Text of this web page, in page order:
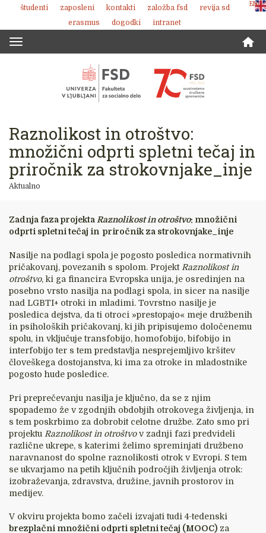
Skoči
vsebino
ENG
študenti zaposleni kontakti založba fsd
revija sd
erasmus
dogodki intranet
Raznolikost in otroštvo:
množični odprti spletni tečaj in
priročnik za strokovnjake_inje
Aktualno
Zadnja faza projekta Raznolikost in otroštvo: množični
odprti spletni tečaj in priročnik za strokovnjake_inje
Nasilje na podlagi spola je pogosto posledica normativnih
pričakovanj, povezanih s spolom. Projekt Raznolikost in
otroštvo, ki ga financira Evropska unija, je osredinjen na
posebno vrsto nasilja na podlagi spola, in sicer na nasilje
nad LGBTI+ otroki in mladimi. Tovrstno nasilje je
posledica dejstva, da ti otroci »prestopajo« meje družbenih
in psiholoških pričakovanj, ki jih pripisujemo določenemu
spolu, in vključuje transfobijo, homofobijo, bifobijo in
interfobijo ter s tem predstavlja nesprejemljivo kršitev
človeškega dostojanstva, ki ima za otroke in mladostnike
pogosto hude posledice.
Pri preprečevanju nasilja je ključno, da se z njim
spopademo že v zgodnjih obdobjih otrokovega življenja, in
s tem poskrbimo za dobrobit celotne družbe. Zato smo pri
projektu Raznolikost in otroštvov zadnji fazi predvideli
različne ukrepe, s katerimi želimo spreminjati družbeno
naravnanost do spolne raznolikosti otrok v Evropi. S tem
se ukvarjamo na petih ključnih področjih življenja otrok:
izobraževanja, zdravstva, družine, javnih prostorov in
medijev.
V okviru projekta bomo začeli izvajati tudi 4-tedenski
brezplačni množični odprti spletni tečaj (MOOC) za